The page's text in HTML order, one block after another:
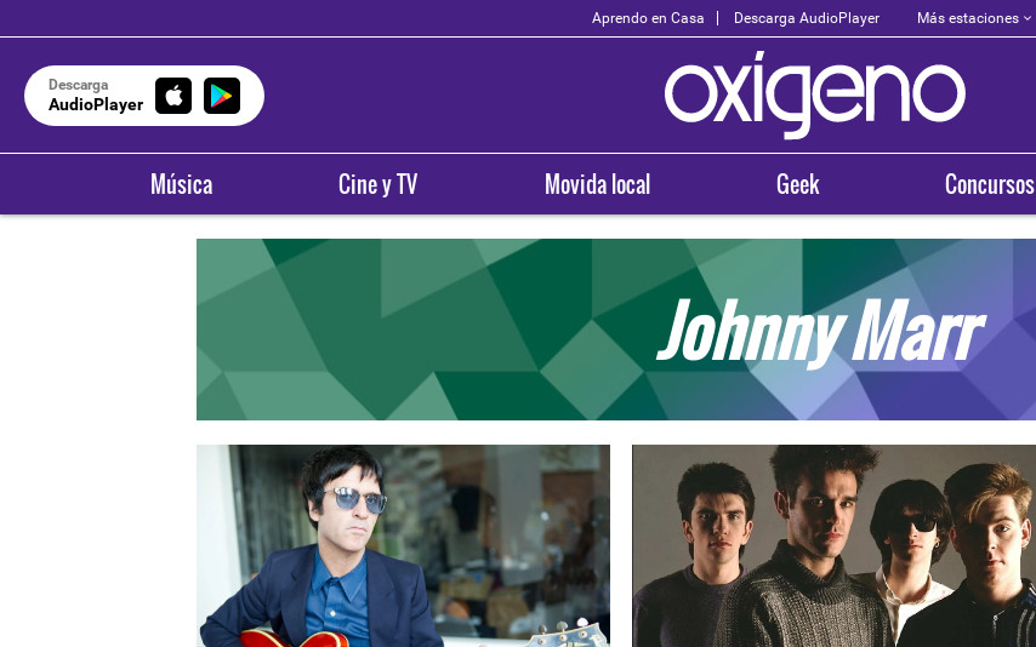
Aprendo en Casa Descarga AudioPlayer Más estaciones
Descarga
AudioPlayer
Música Cine y TV Movida local Geek Concursos
Johnny Marr
OXÍGENO EN TU CIUDAD
Arequipa